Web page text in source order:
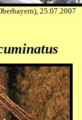
25.07.2007